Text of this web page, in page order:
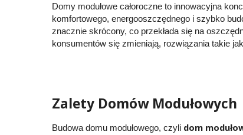
Domy modułowe całoroczne to innowacyjna
komfortowego, energooszczędnego i szybko
znacznie skrócony, co przekłada się na
konsumentów się zmieniają, rozwiązania takie jak
Zalety Domów Modułowych
Budowa domu modułowego, czyli dom